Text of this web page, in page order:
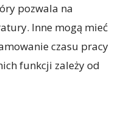
pozwala na
Inne mogą mieć
czasu pracy
funkcji zależy od